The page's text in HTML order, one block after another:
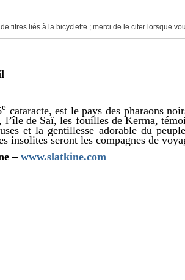
titres liés à la bicyclette ; merci de le citer lorsque
e cataracte, est le pays des pharaons
de Saï, les fouilles de Kerma,
et la gentillesse adorable du
insolites seront les compagnes de
–www.slatkine.com